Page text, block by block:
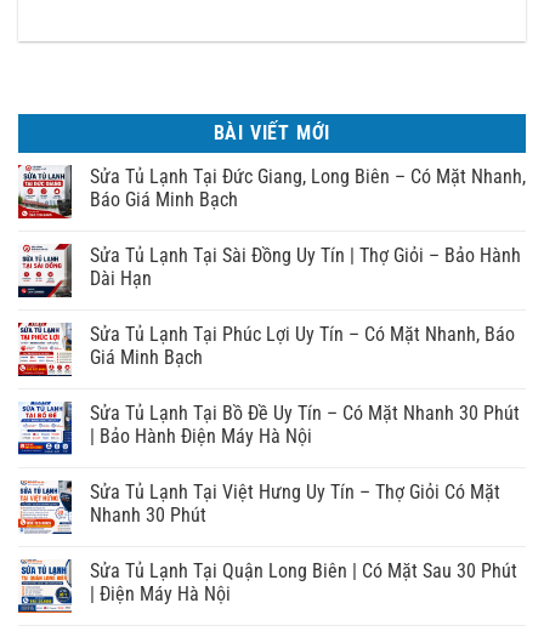
BÀI VIẾT MỚI
Sửa Tủ Lạnh Tại Đức Giang, Long Biên – Có Mặt Nhanh,
Báo Giá Minh Bạch
Sửa Tủ Lạnh Tại Sài Đồng Uy Tín | Thợ Giỏi – Bảo Hành
Dài Hạn
Sửa Tủ Lạnh Tại Phúc Lợi Uy Tín – Có Mặt Nhanh, Báo
Giá Minh Bạch
Sửa Tủ Lạnh Tại Bồ Đề Uy Tín – Có Mặt Nhanh 30 Phút
| Bảo Hành Điện Máy Hà Nội
Sửa Tủ Lạnh Tại Việt Hưng Uy Tín – Thợ Giỏi Có Mặt
Nhanh 30 Phút
Sửa Tủ Lạnh Tại Quận Long Biên | Có Mặt Sau 30 Phút
| Điện Máy Hà Nội